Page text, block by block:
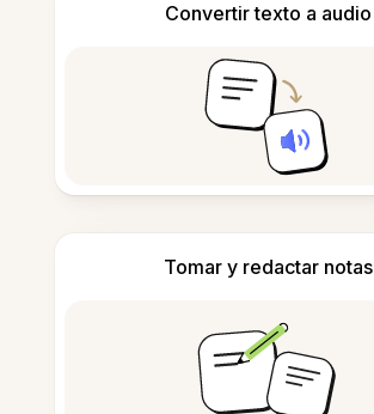
Convertir texto a audio
Tomar y redactar notas